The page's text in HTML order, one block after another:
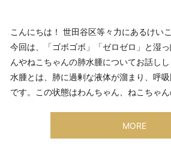
こんにちは！ 世田谷区等々力にあるけい
今回は、「ゴボゴボ」「ゼロゼロ」と湿
んやねこちゃんの肺水腫についてお話し
水腫とは、肺に過剰な液体が溜まり、呼
です。この状態はわんちゃん、ねこちゃ
MORE